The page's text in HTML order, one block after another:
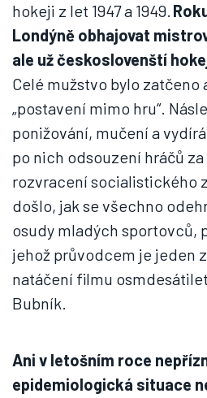
hokeji z let 1947 a 1949.
Londýně obhajovat
ale už českoslovenští
Celé mužstvo bylo zatčeno
„postavení mimo hru“.
ponižování, mučení a
po nich odsouzení hráčů
rozvracení socialistického
došlo, jak se všechno
osudy mladých sportovců,
jehož průvodcem je jeden
natáčení filmu
Bubník.
Ani v letošním roce
epidemiologická situace